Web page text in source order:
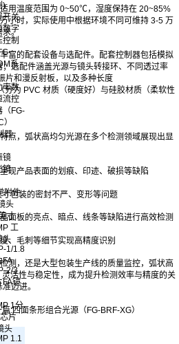
)
开关
数字
控制
系
率数
流控
（FG-
器
镜
镜
附件
头
寸
工
头
1/1.8
FA
2/3
FA镜
1分
片
头
1.1
用温度范围为 0~50℃，湿度保持在 20~85%
小时，实际使用中根据环境不同可维持 3-5 万
求。
富的配套设备与选配件。配套控制器包括模拟
选配件涵盖光源与镜头转接环、不同透过率
片和漫反射板，以及多种长度
分为 PVC 材质（硬度好）与硅胶材质（柔软性
点，弧状高均匀光源在多个检测领域展现出显
现产品表面的划痕、印迹、破损等缺陷
包装的密封不严、变形等问题
面板的亮点、暗点、线条等缺陷进行高效检测
、毛刺等细节实现高精度识别
测，还是大型包装生产线的质量监控，弧状高
活性与稳定性，成为提升检测效率与精度的关
迈进。‍
篇:四面条形组合光源（FG-BRF-XG）